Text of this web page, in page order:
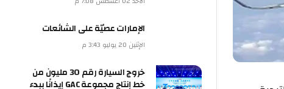
الإمارات عصيّة على الشائعات
خروج السيارة رقم 30 مليون من
خط إنتاج مجموعة GAC إيذانًا ببدء